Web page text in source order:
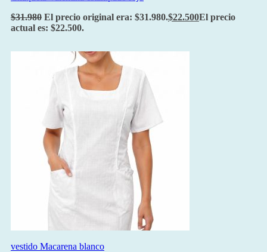
$31.980 El precio original era: $31.980.$22.500El precio
actual es: $22.500.
vestido Macarena blanco